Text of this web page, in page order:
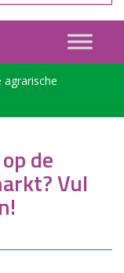
agrarische
de
Vul